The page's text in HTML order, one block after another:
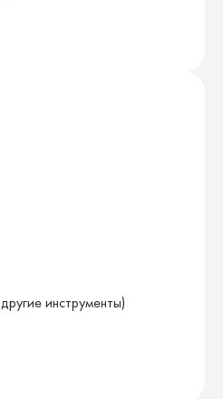
IT-компаний
хотят закрыть
инструменты)